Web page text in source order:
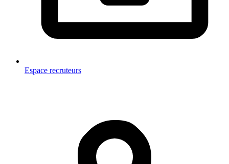
Espace recruteurs